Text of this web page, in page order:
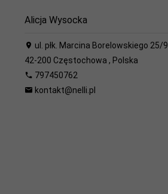
Alicja Wysocka
ul. płk. Marcina Borelowskiego 25/9
42-200 Częstochowa , Polska
797450762
kontakt@nelli.pl